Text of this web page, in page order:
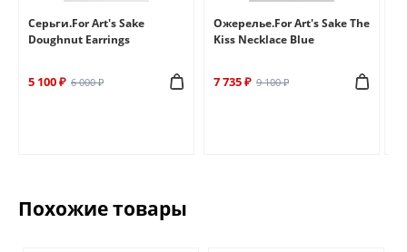
Серьги.For Art's Sake
Doughnut Earrings
5 100 ₽ 6 000 ₽
Ожерелье.For Art's Sake The
Kiss Necklace Blue
7 735 ₽ 9 100 ₽
Похожие товары